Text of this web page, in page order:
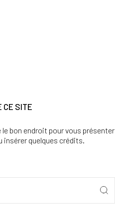
CE SITE
le bon endroit pour vous présenter
insérer quelques crédits.